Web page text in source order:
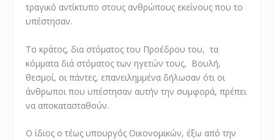
τραγικό αντίκτυπο στους ανθρώπους εκείνους που το
υπέστησαν.
Το κράτος, δια στόματος του Προέδρου του, τα
κόμματα διά στόματος των ηγετών τους, Βουλή,
θεσμοί, οι πάντες, επανειλημμένα δήλωσαν ότι οι
άνθρωποι που υπέστησαν αυτήν την συμφορά, πρέπει
να αποκατασταθούν.
Ο ίδιος ο τέως υπουργός Οικονομικών, έξω από την